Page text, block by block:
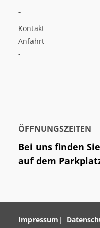
-
Kontakt
Anfahrt
-
ÖFFNUNGSZEITEN
Bei uns finden
auf dem
Impressum